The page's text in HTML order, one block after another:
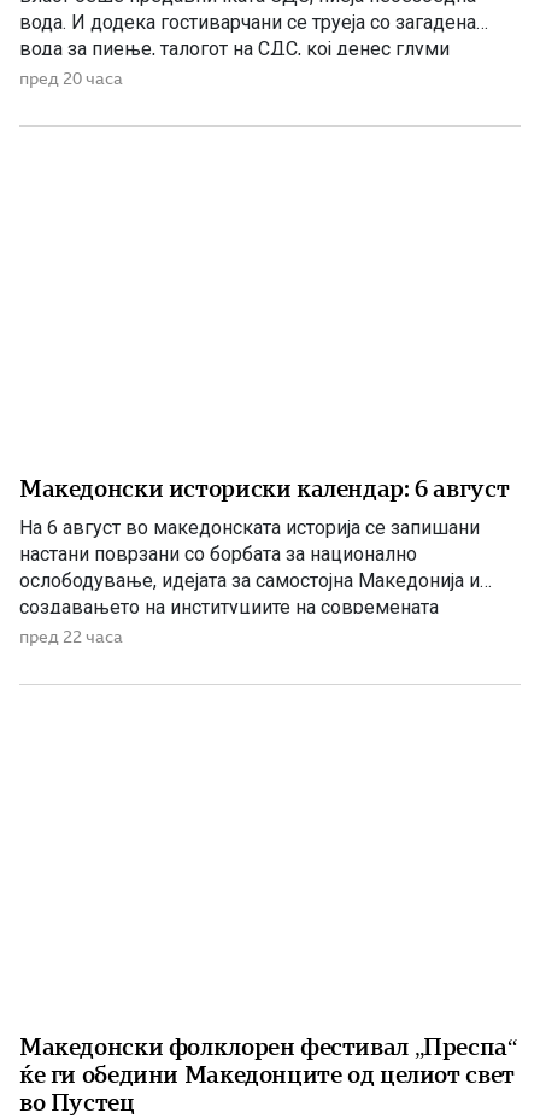
вода. И додека гостиварчани се труеја со загадена
вода за пиење, талогот на СДС, кој денес глуми
загриженост, само за да ќари некој беден политички
анализи, во повеќе наврати во гостиварскиот
пред 20 часа
Македонски историски календар: 6 август
На 6 август во македонската историја се запишани
настани поврзани со борбата за национално
ослободување, идејата за самостојна Македонија и
создавањето на институциите на современата
македонска држава. 1875 – Роден е Григорие Хаџи
Григорие Хаџи Ташковиќ – македонски револуционер,
пред 22 часа
Македонски фолклорен фестивал „Преспа“
ќе ги обедини Македонците од целиот свет
во Пустец